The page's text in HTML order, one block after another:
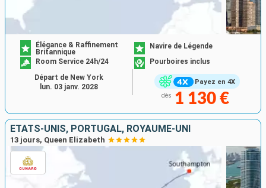
Payez en 4X
Élégance & Raffinement
Britannique
Navire de Légende
Room Service 24h/24
Pourboires inclus
dès 1 130 €
Départ de New York
lun. 03 janv. 2028
ÉTATS-UNIS, PORTUGAL, ROYAUME-UNI
13 jours, Queen Elizabeth